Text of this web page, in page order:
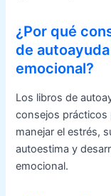
¿Por qué
de
emocional?
Los libros de
consejos prácticos
manejar el estrés,
autoestima y
emocional.